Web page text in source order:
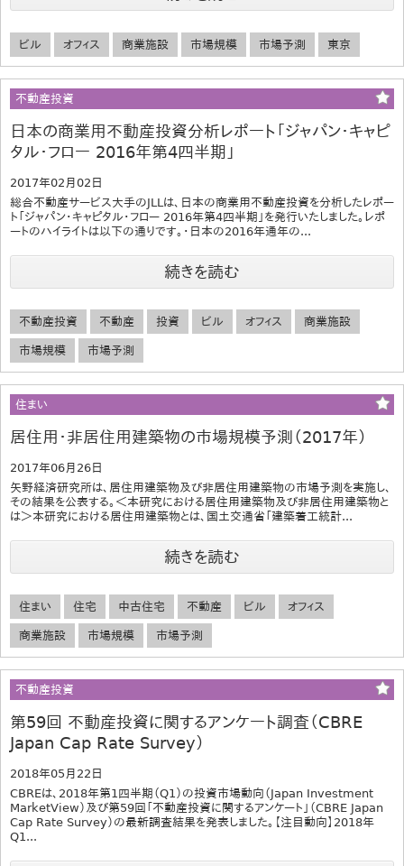
ビル オフィス 商業施設 市場規模 市場予測 東京
不動産投資
日本の商業用不動産投資分析レポート「ジャパン・キャピ
タル・フロー 2016年第4四半期」
2017年02月02日
総合不動産サービス大手のJLLは、日本の商業用不動産投資を分析したレポー
ト「ジャパン・キャピタル・フロー 2016年第4四半期」を発行いたしました。レポ
ートのハイライトは以下の通りです。・日本の2016年通年の...
続きを読む
不動産投資 不動産 投資 ビル オフィス 商業施設
市場規模 市場予測
住まい
居住用・非居住用建築物の市場規模予測（2017年）
2017年06月26日
矢野経済研究所は、居住用建築物及び非居住用建築物の市場予測を実施し、
その結果を公表する。＜本研究における居住用建築物及び非居住用建築物と
は＞本研究における居住用建築物とは、国土交通省「建築着工統計...
続きを読む
住まい 住宅 中古住宅 不動産 ビル オフィス
商業施設 市場規模 市場予測
不動産投資
第59回 不動産投資に関するアンケート調査（CBRE
Japan Cap Rate Survey）
2018年05月22日
CBREは、2018年第1四半期（Q1）の投資市場動向（Japan Investment
MarketView）及び第59回「不動産投資に関するアンケート」（CBRE Japan
Cap Rate Survey）の最新調査結果を発表しました。【注目動向】2018年
Q1...